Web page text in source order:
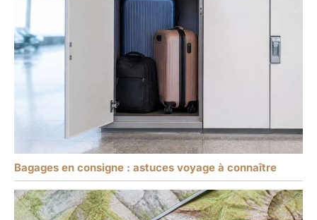
Bagages en consigne : astuces voyage à connaître